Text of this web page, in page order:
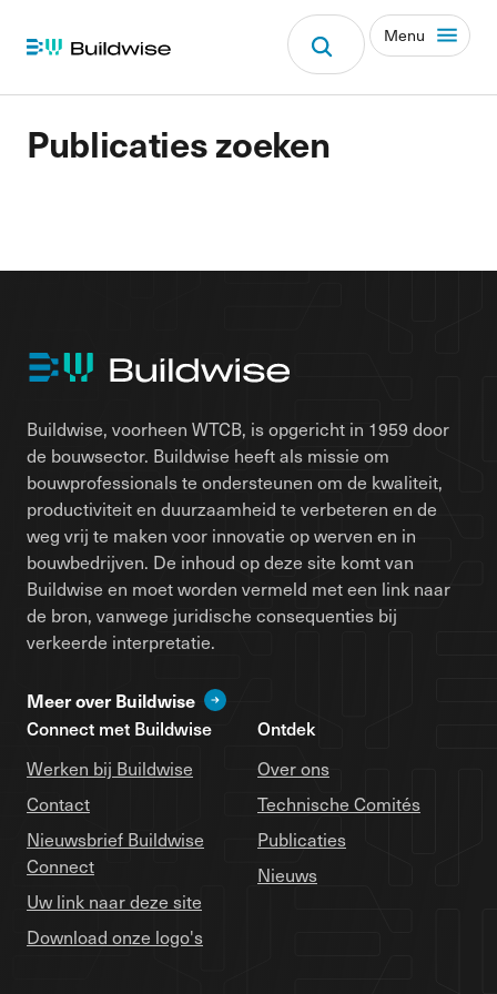
Menu
Publicaties zoeken
Buildwise, voorheen WTCB, is opgericht in 1959 door
de bouwsector. Buildwise heeft als missie om
bouwprofessionals te ondersteunen om de kwaliteit,
productiviteit en duurzaamheid te verbeteren en de
weg vrij te maken voor innovatie op werven en in
bouwbedrijven. De inhoud op deze site komt van
Buildwise en moet worden vermeld met een link naar
de bron, vanwege juridische consequenties bij
verkeerde interpretatie.
Meer over Buildwise
Connect met Buildwise
Werken bij Buildwise
Contact
Nieuwsbrief Buildwise
Connect
Uw link naar deze site
Download onze logo's
Ontdek
Over ons
Technische Comités
Publicaties
Nieuws